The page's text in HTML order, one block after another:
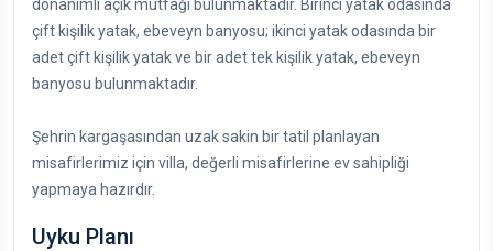
donanımlı açık mutfağı bulunmaktadır. Birinci yatak odasında
çift kişilik yatak, ebeveyn banyosu; ikinci yatak odasında bir
adet çift kişilik yatak ve bir adet tek kişilik yatak, ebeveyn
banyosu bulunmaktadır.
Şehrin kargaşasından uzak sakin bir tatil planlayan
misafirlerimiz için villa, değerli misafirlerine ev sahipliği
yapmaya hazırdır.
Uyku Planı